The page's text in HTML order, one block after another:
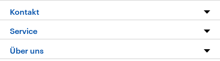
Die Nachrichten
Nachrichtenleicht
Neue Beiträge auf dlf.de
Livestream
Podcasts
Deutschlandfunk App
Kontakt
Hörerservice
Service
FAQ
Über uns